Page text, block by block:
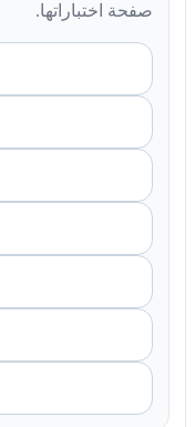
صفحة اختباراتها.